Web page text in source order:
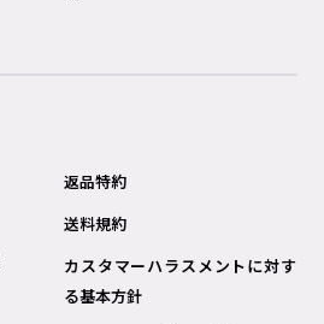
返品特約
送料規約
カスタマーハラスメントに対す
る基本方針